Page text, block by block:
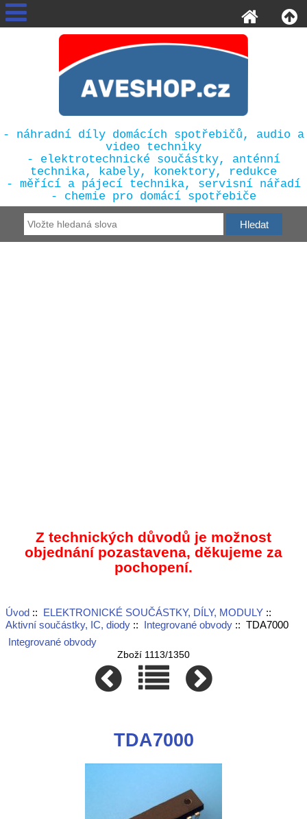
- náhradní díly domácích spotřebičů, audio a
video techniky
- elektrotechnické součástky, anténní
technika, kabely, konektory, redukce
- měřící a pájecí technika, servisní nářadí
- chemie pro domácí spotřebiče
Z technických důvodů je možnost
objednání pozastavena, děkujeme za
pochopení.
Úvod:: ELEKTRONICKÉ SOUČÁSTKY, DÍLY, MODULY::
Aktivní součástky, IC, diody:: Integrované obvody:: TDA7000
Integrované obvody
Zboží 1113/1350
TDA7000